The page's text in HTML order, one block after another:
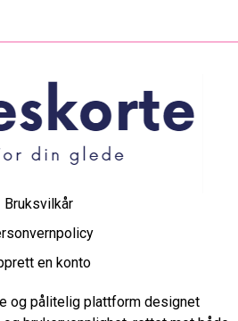
Bruksvilkår
en konto
og pålitelig plattform designet